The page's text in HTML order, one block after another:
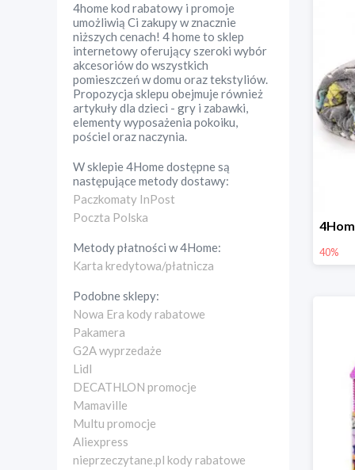
4home kod rabatowy i promoje
umożliwią Ci zakupy w znacznie
niższych cenach! 4 home to sklep
internetowy oferujący szeroki wybór
akcesoriów do wszystkich
pomieszczeń w domu oraz tekstyliów.
Propozycja sklepu obejmuje również
artykuły dla dzieci - gry i zabawki,
elementy wyposażenia pokoiku,
pościel oraz naczynia.
W sklepie4Homedostępne są
następujące metody dostawy:
Paczkomaty InPost
Poczta Polska
Metody płatności w4Home:
Karta kredytowa/płatnicza
Podobne sklepy:
Nowa Era kody rabatowe
Pakamera
G2A wyprzedaże
Lidl
DECATHLON promocje
Mamaville
Multu promocje
Aliexpress
nieprzeczytane.pl kody rabatowe
40%